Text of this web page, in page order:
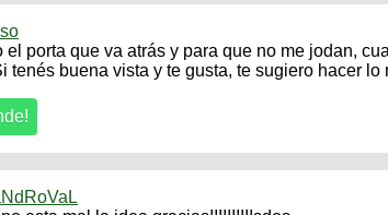
el porta que va atrás y para que no me jodan,
tenés buena vista y te gusta, te sugiero hacer lo